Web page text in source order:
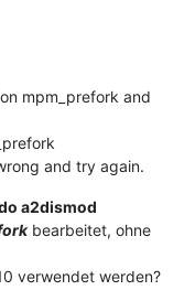
mpm_prefork and
and try again.
a2dismod
bearbeitet, ohne
verwendet werden?